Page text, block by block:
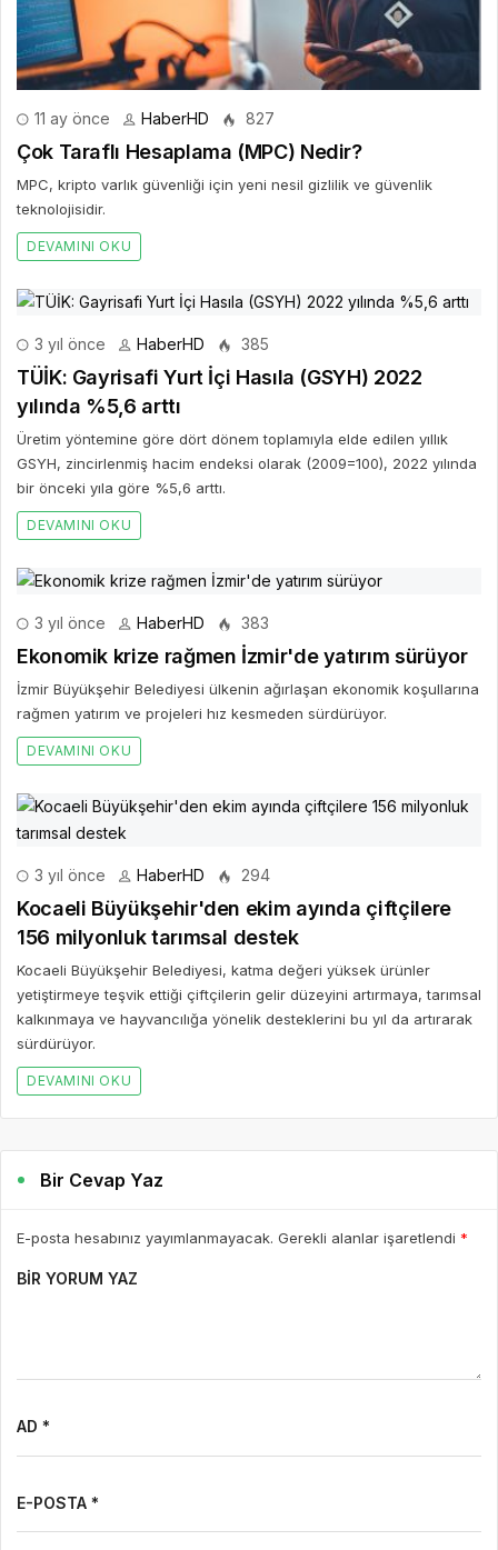
11 ay önce HaberHD 827
Çok Taraflı Hesaplama (MPC) Nedir?
MPC, kripto varlık güvenliği için yeni nesil gizlilik ve güvenlik
teknolojisidir.
DEVAMINI OKU
3 yıl önce HaberHD 385
TÜİK: Gayrisafi Yurt İçi Hasıla (GSYH) 2022
yılında %5,6 arttı
Üretim yöntemine göre dört dönem toplamıyla elde edilen yıllık
GSYH, zincirlenmiş hacim endeksi olarak (2009=100), 2022 yılında
bir önceki yıla göre %5,6 arttı.
DEVAMINI OKU
3 yıl önce HaberHD 383
Ekonomik krize rağmen İzmir'de yatırım sürüyor
İzmir Büyükşehir Belediyesi ülkenin ağırlaşan ekonomik koşullarına
rağmen yatırım ve projeleri hız kesmeden sürdürüyor.
DEVAMINI OKU
3 yıl önce HaberHD 294
Kocaeli Büyükşehir'den ekim ayında çiftçilere
156 milyonluk tarımsal destek
Kocaeli Büyükşehir Belediyesi, katma değeri yüksek ürünler
yetiştirmeye teşvik ettiği çiftçilerin gelir düzeyini artırmaya, tarımsal
kalkınmaya ve hayvancılığa yönelik desteklerini bu yıl da artırarak
sürdürüyor.
DEVAMINI OKU
Bir Cevap Yaz
E-posta hesabınız yayımlanmayacak. Gerekli alanlar işaretlendi *
BIR YORUM YAZ
AD *
E-POSTA *